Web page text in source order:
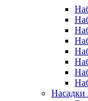
Насадки